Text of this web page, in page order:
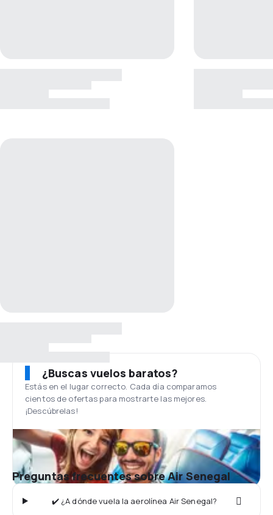
¿Buscas vuelos baratos?
Estás en el lugar correcto. Cada día comparamos
cientos de ofertas para mostrarte las mejores.
¡Descúbrelas!
Preguntas frecuentes sobre Air Senegal
✔️ ¿A dónde vuela la aerolínea Air Senegal?